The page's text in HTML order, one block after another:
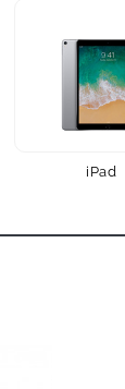
iPad